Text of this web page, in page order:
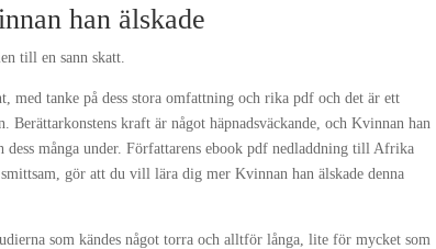
han älskade
till en sann skatt.
med tanke på dess stora omfattning och rika pdf och det är ett
kraft är något häpnadsväckande, och Kvinnan han
dess många under. Författarens ebook pdf nedladdning till Afrika
gör att du vill lära dig mer Kvinnan han älskade denna
som kändes något torra och alltför långa, lite för mycket som